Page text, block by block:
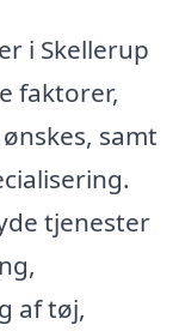
i Skellerup
faktorer,
samt
tjenester
af tøj,